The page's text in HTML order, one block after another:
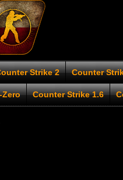
Strike 2 Counter
Zero Counter Strike 1.6